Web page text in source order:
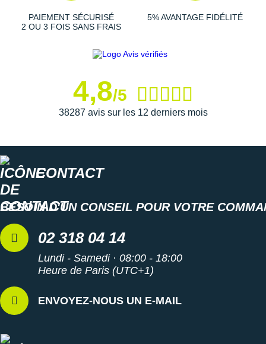
promet unedurabilité remarquable face à l'abrasion.
Semelle intérieure amovible
Les autres produitsOn-Running
PAIEMENT SÉCURISÉ
2 OU 3 FOIS SANS FRAIS
5% AVANTAGE FIDÉLITÉ
4,8/5
38287 avis sur les 12 derniers mois
CONTACT
BESOIN D'UN CONSEIL POUR VOTRE
02 318 04 14
Lundi - Samedi · 08:00 - 18:00
Heure de Paris (UTC+1)
ENVOYEZ-NOUS UN E-MAIL